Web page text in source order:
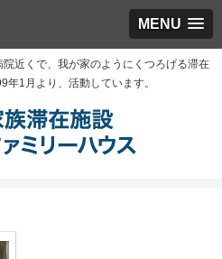
MENU
近くで、我が家のようにくつろげる滞在
1月より、活動しています。